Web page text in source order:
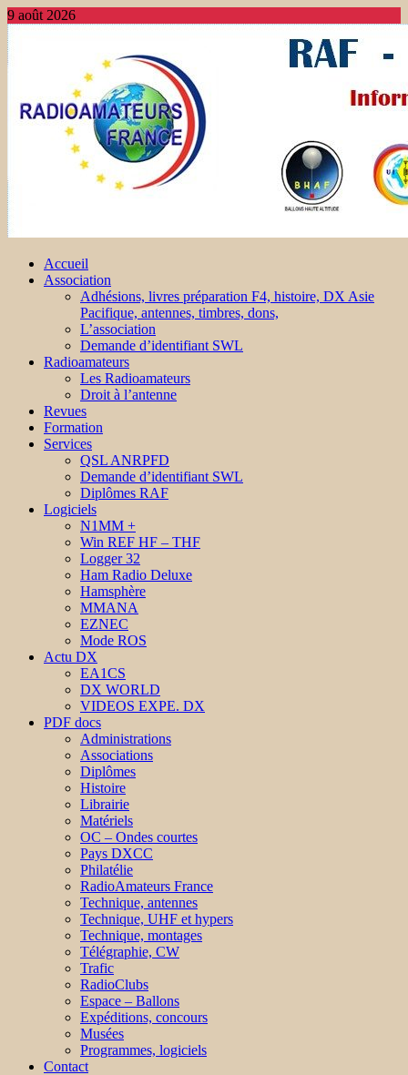
9 août 2026
Accueil
Association
Adhésions, livres préparation F4, histoire, DX Asie
Pacifique, antennes, timbres, dons,
L’association
Demande d’identifiant SWL
Radioamateurs
Les Radioamateurs
Droit à l’antenne
Revues
Formation
Services
QSL ANRPFD
Demande d’identifiant SWL
Diplômes RAF
Logiciels
N1MM +
Win REF HF – THF
Logger 32
Ham Radio Deluxe
Hamsphère
MMANA
EZNEC
Mode ROS
Actu DX
EA1CS
DX WORLD
VIDEOS EXPE. DX
PDF docs
Administrations
Associations
Diplômes
Histoire
Librairie
Matériels
OC – Ondes courtes
Pays DXCC
Philatélie
RadioAmateurs France
Technique, antennes
Technique, UHF et hypers
Technique, montages
Télégraphie, CW
Trafic
RadioClubs
Espace – Ballons
Expéditions, concours
Musées
Programmes, logiciels
Contact